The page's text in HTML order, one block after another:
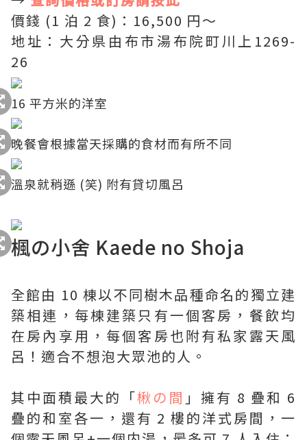
價錢 (1 泊 2 食)：16,500 円〜
地址：大分県由布市湯布院町川上1269-
26
16 平方米的洋室
晚餐會根據當天採購的食材而有所不同
溫泉就稍遜 (笑) 附有貸切風呂
楓の小舍 Kaede no Shoja
全館由 10 棟以不同樹木品種命名的獨立建
築相連，每棟建築只有一個客房，餐飲均
在房內享用，每個客房也附有私家露天風
呂！適合不想泡大眾池的人。
其中面積最大的「楸の間 」擁有 8 疊和 6
疊的和室各一，還有 2 樓的洋式房間，一